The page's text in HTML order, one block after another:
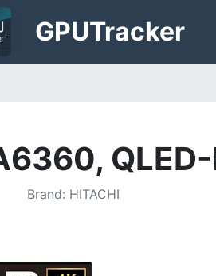
GPUTracker
Brand: HITACHI